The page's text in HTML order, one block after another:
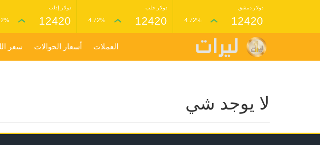
دولار دمشق
12420
4.72%
دولار حلب
12420
4.72%
دولار إدلب
12420
العملات أسعار الحوالات سعر
لا يوجد شي